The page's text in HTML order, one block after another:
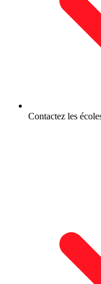
Contactez les